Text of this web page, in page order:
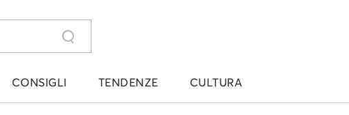
CONSIGLI TENDENZE CULTURA